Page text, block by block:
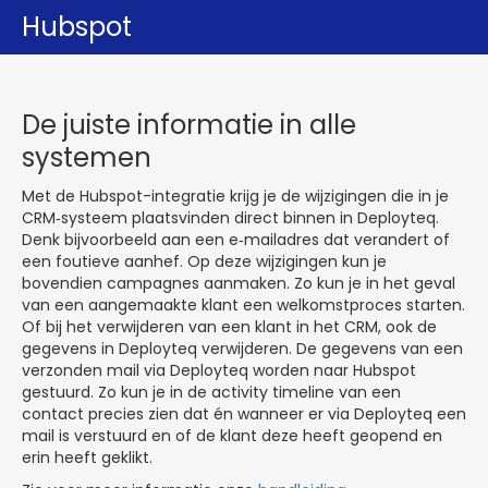
Hubspot
De juiste informatie in alle
systemen
Met de Hubspot-integratie krijg je de wijzigingen die in je
CRM‑systeem plaatsvinden direct binnen in Deployteq.
Denk bijvoorbeeld aan een e‑mailadres dat verandert of
een foutieve aanhef. Op deze wijzigingen kun je
bovendien campagnes aanmaken. Zo kun je in het geval
van een aangemaakte klant een welkomstproces starten.
Of bij het verwijderen van een klant in het CRM, ook de
gegevens in Deployteq verwijderen. De gegevens van een
verzonden mail via Deployteq worden naar Hubspot
gestuurd. Zo kun je in de activity timeline van een
contact precies zien dat én wanneer er via Deployteq een
mail is verstuurd en of de klant deze heeft geopend en
erin heeft geklikt.